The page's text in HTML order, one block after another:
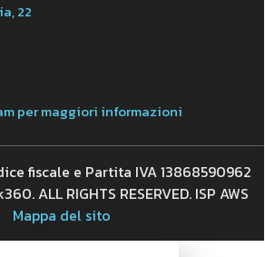
22
per maggiori informazioni
fiscale e Partita IVA 13868590962
ALL RIGHTS RESERVED. ISP AWS
Mappa del sito